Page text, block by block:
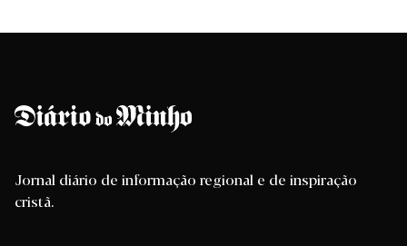
Jornal diário de informação regional e de inspiração
cristã.